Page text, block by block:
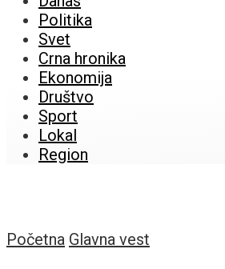
Politika
Svet
Crna hronika
Ekonomija
Društvo
Sport
Lokal
Region
Početna Glavna vest